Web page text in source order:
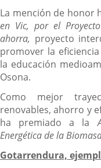
La mención de honor
en Vic, por el Proyecto
ahorra, proyecto
promover la
la educación
Osona.
Como mejor
renovables, ahorro y
ha premiado a la
Energética de la
Gotarrendura,